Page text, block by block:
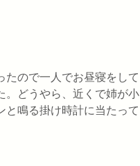
たので一人でお昼寝をして
。どうやら、近くで姉が小
と鳴る掛け時計に当たって